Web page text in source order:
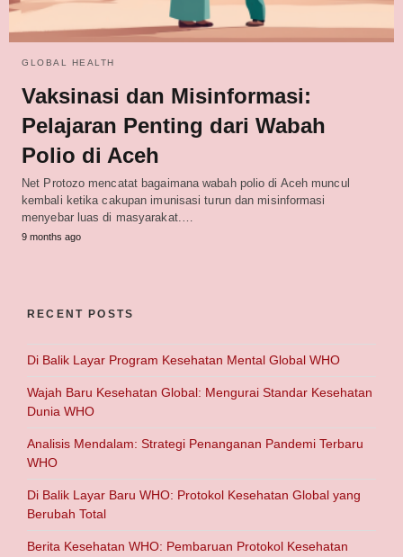
GLOBAL HEALTH
Vaksinasi dan Misinformasi:
Pelajaran Penting dari Wabah
Polio di Aceh
Net Protozo mencatat bagaimana wabah polio di Aceh muncul
kembali ketika cakupan imunisasi turun dan misinformasi
menyebar luas di masyarakat.…
9 months ago
RECENT POSTS
Di Balik Layar Program Kesehatan Mental Global WHO
Wajah Baru Kesehatan Global: Mengurai Standar Kesehatan
Dunia WHO
Analisis Mendalam: Strategi Penanganan Pandemi Terbaru
WHO
Di Balik Layar Baru WHO: Protokol Kesehatan Global yang
Berubah Total
Berita Kesehatan WHO: Pembaruan Protokol Kesehatan